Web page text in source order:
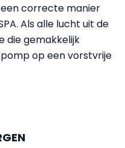
correcte manier
Als alle lucht uit de
die gemakkelijk
op een vorstvrije